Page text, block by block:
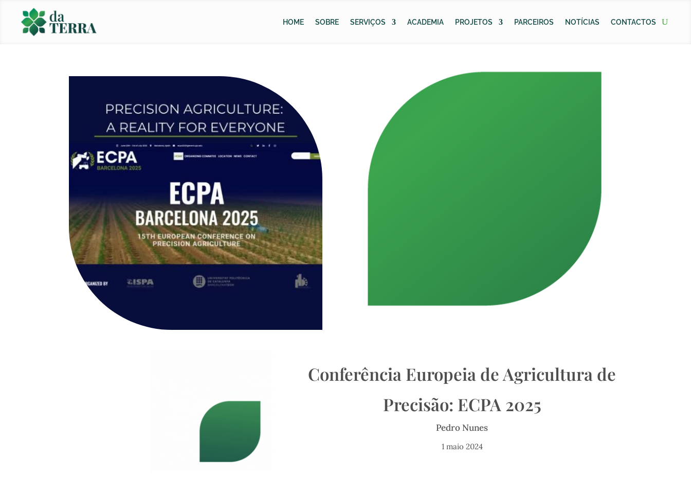
HOME SOBRE SERVIÇOS ACADEMIA PROJETOS PARCEIROS NOTÍCIAS CONTACTOS
Conferência Europeia de Agricultura de
Precisão: ECPA 2025
Pedro Nunes
1 maio 2024